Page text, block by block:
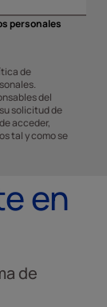
personales
de
del
solicitud de
acceder,
tal y como se
en
de